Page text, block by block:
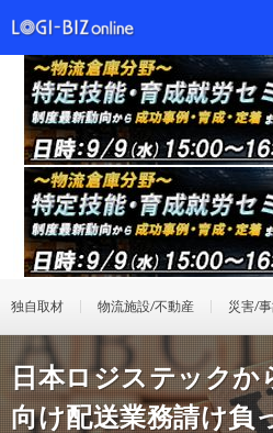
独自取材 物流施設/不動産 災害/
日本ロジステックか
向け配送業務請け負